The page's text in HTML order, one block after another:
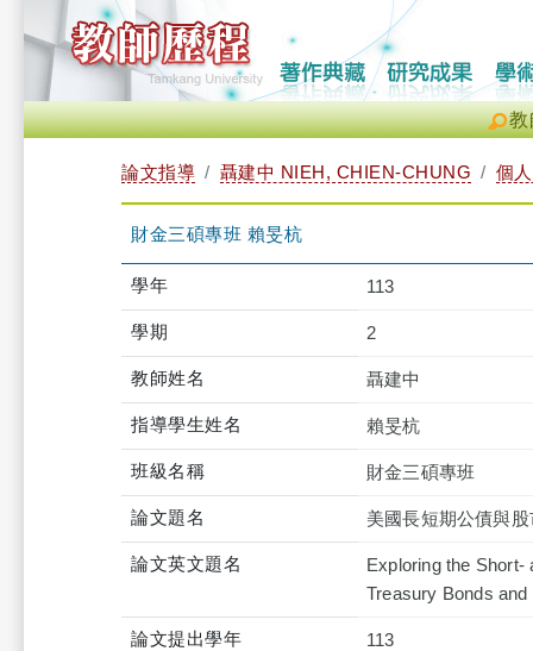
教
論文指導 聶建中 NIEH, CHIEN-CHUNG 個
財金三碩專班 賴旻杭
學年 113
學期 2
教師姓名 聶建中
指導學生姓名 賴旻杭
班級名稱 財金三碩專班
論文題名 美國長短期公債與
論文英文題名
Exploring the Short-
Treasury Bonds
論文提出學年 113